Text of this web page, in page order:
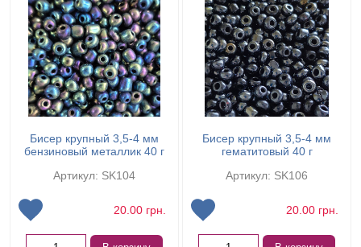
Бисер крупный 3,5-4 мм
бензиновый металлик 40 г
Артикул: SK104
20.00 грн.
Бисер крупный 3,5-4 мм
гематитовый 40 г
Артикул: SK106
20.00 грн.